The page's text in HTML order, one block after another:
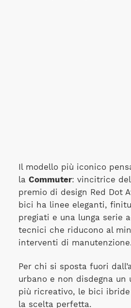
Il modello più iconico
la Commuter: vincitrice
premio di design Red Dot
bici ha linee eleganti,
pregiati e una lunga serie
tecnici che riducono al
interventi di
Per chi si sposta fuori
urbano e non disdegna un
più ricreativo, le bici
la scelta perfetta.